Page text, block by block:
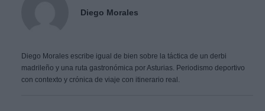
Diego Morales
Diego Morales escribe igual de bien sobre la táctica de un derbi
madrileño y una ruta gastronómica por Asturias. Periodismo deportivo
con contexto y crónica de viaje con itinerario real.